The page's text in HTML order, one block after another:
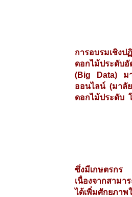
การอบรมเชิง
ดอกไม้ประดับ
(Big Data) ม
ออนไลน์ (มาลั
ดอกไม้ประดับ
ซึ่งมีเกษตรกร
เนื่องจากสาม
ได้เพิ่มศักยภาพ